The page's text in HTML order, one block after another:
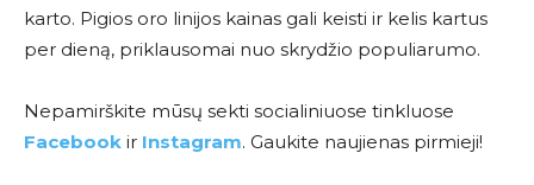
karto. Pigios oro linijos kainas gali keisti ir kelis kartus
per dieną, priklausomai nuo skrydžio populiarumo.
Nepamirškite mūsų sekti socialiniuose tinkluose
Facebook ir Instagram. Gaukite naujienas pirmieji!